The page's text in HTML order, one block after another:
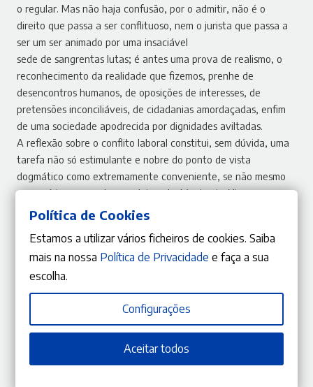
o regular. Mas não haja confusão, por o admitir, não é o
direito que passa a ser conflituoso, nem o jurista que passa a
ser um ser animado por uma insaciável
sede de sangrentas lutas; é antes uma prova de realismo, o
reconhecimento da realidade que fizemos, prenhe de
desencontros humanos, de oposições de interesses, de
pretensões inconciliáveis, de cidadanias amordaçadas, enfim
de uma sociedade apodrecida por dignidades aviltadas.
A reflexão sobre o conflito laboral constitui, sem dúvida, uma
tarefa não só estimulante e nobre do ponto de vista
dogmático como extremamente conveniente, se não mesmo
necessária, para o desenvolvimento técnico‑jurídico e para a
humanização do direito vigente. É um “serviço” prestado à
Que este livro seja um modesto contributo para a interpelante
meditação sobre esta temática. Se o for, dou‑me por
satisfeito.
Sobre o Autor
Política de Cookies
Estamos a utilizar vários ficheiros de cookies. Saiba
mais na nossa Política de Privacidade e faça a sua
escolha.
Configurações
Aceitar todos